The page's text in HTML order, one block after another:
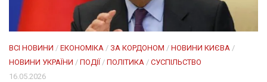
ВСІ НОВИНИ / ЕКОНОМІКА / ЗА КОРДОНОМ / НОВИНИ КИЄВА /
НОВИНИ УКРАЇНИ / ПОДІЇ / ПОЛІТИКА / СУСПІЛЬСТВО
16.05.2026